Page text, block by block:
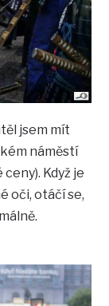
jsem mít
náměstí
Když je
oči, otáčí se,